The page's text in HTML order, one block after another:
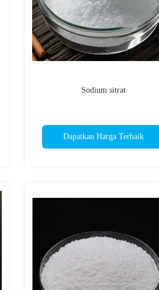
Sodium sitrat
Dapatkan Harga Terbaik